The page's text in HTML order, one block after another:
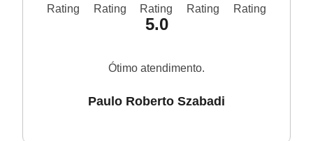
5.0
Ótimo atendimento.
Paulo Roberto Szabadi